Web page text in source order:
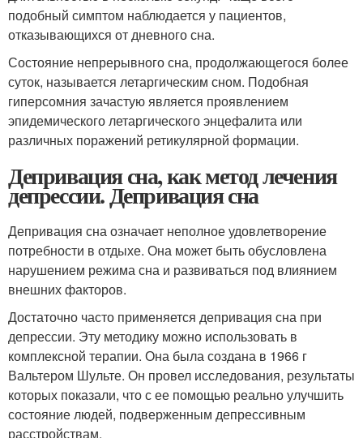
подобный симптом наблюдается у пациентов,
отказывающихся от дневного сна.
Состояние непрерывного сна, продолжающегося более
суток, называется летаргическим сном. Подобная
гиперсомния зачастую является проявлением
эпидемического летаргического энцефалита или
различных поражений ретикулярной формации.
Депривация сна, как метод лечения
депрессии. Депривация сна
Депривация сна означает неполное удовлетворение
потребности в отдыхе. Она может быть обусловлена
нарушением режима сна и развиваться под влиянием
внешних факторов.
Достаточно часто применяется депривация сна при
депрессии. Эту методику можно использовать в
комплексной терапии. Она была создана в 1966 г
Вальтером Шульте. Он провел исследования, результаты
которых показали, что с ее помощью реально улучшить
состояние людей, подверженным депрессивным
расстройствам.